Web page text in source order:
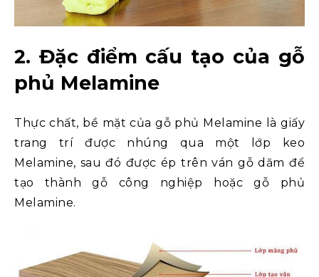
2. Đặc điểm cấu tạo của gỗ
phủ Melamine
Thực chất, bề mặt của gỗ phủ Melamine là giấy
trang trí được nhúng qua một lớp keo
Melamine, sau đó được ép trên ván gỗ dăm để
tạo thành gỗ công nghiệp hoặc gỗ phủ
Melamine.